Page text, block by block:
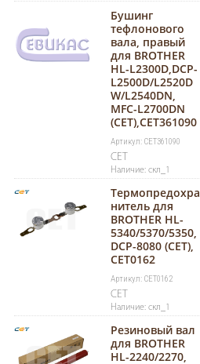
Бушинг
тефлонового
вала, правый
для BROTHER
HL-L2300D,DCP-
L2500D/L2520D
W/L2540DN,
MFC-L2700DN
(CET),CET361090
Артикул: CET361090
CET
Наличие: скл_1
Термопредохра
нитель для
BROTHER HL-
5340/5370/5350,
DCP-8080 (CET),
CET0162
Артикул: CET0162
CET
Наличие: скл_1
Резиновый вал
для BROTHER
HL-2240/2270,